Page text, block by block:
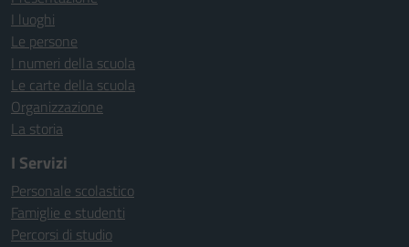
I luoghi
Le persone
I numeri della scuola
Le carte della scuola
Organizzazione
La storia
I Servizi
Personale scolastico
Famiglie e studenti
Percorsi di studio